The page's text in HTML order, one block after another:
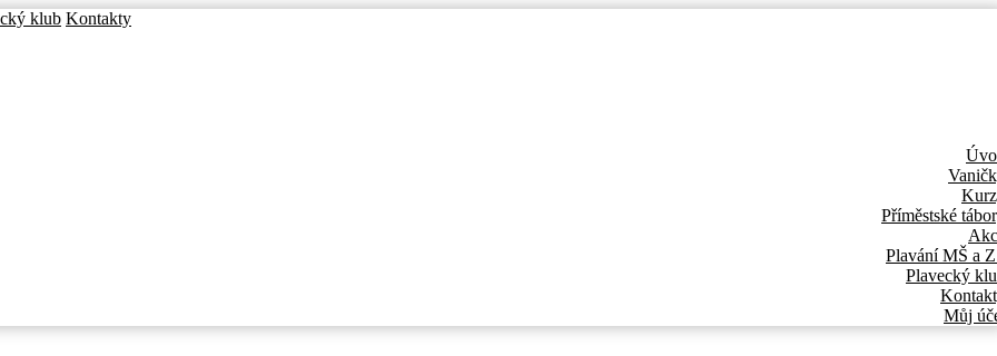
klub Kontakty
Příměstské
Plavání MŠ a
Plavecký
Můj